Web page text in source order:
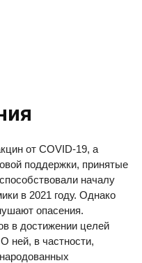
от COVID-19, а
поддержки, принятые
началу
в 2021 году. Однако
опасения.
в достижении целей
ней, в частности,